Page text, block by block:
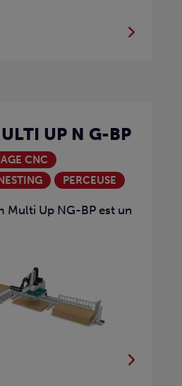
UP N G-BP
CNC
PERCEUSE
Multi Up NG-BP est un